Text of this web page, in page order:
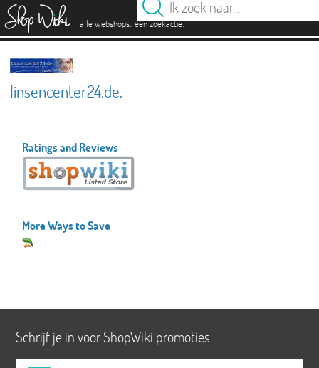
alle webshops. één zoekactie.
linsencenter24.de.
Ratings and Reviews
More Ways to Save
Schrijf je in voor ShopWiki promoties